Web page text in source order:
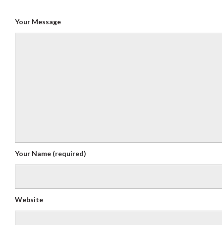
Your Message
Your Name (required)
Website